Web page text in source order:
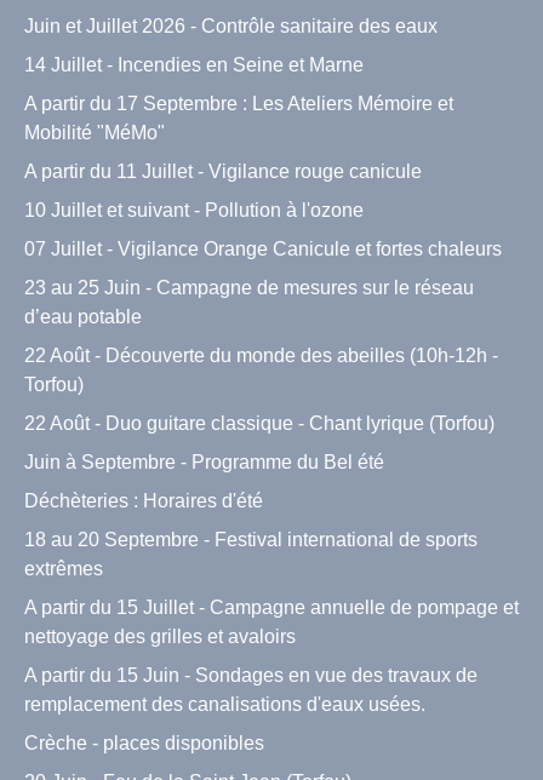
Juin et Juillet 2026 - Contrôle sanitaire des eaux
14 Juillet - Incendies en Seine et Marne
A partir du 17 Septembre : Les Ateliers Mémoire et
Mobilité "MéMo"
A partir du 11 Juillet - Vigilance rouge canicule
10 Juillet et suivant - Pollution à l'ozone
07 Juillet - Vigilance Orange Canicule et fortes chaleurs
23 au 25 Juin - Campagne de mesures sur le réseau
d’eau potable
22 Août - Découverte du monde des abeilles (10h-12h -
Torfou)
22 Août - Duo guitare classique - Chant lyrique (Torfou)
Juin à Septembre - Programme du Bel été
Déchèteries : Horaires d'été
18 au 20 Septembre - Festival international de sports
extrêmes
A partir du 15 Juillet - Campagne annuelle de pompage et
nettoyage des grilles et avaloirs
A partir du 15 Juin - Sondages en vue des travaux de
remplacement des canalisations d'eaux usées.
Crèche - places disponibles